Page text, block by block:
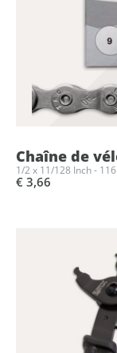
Chaîne de
1/2 x 11/128 Inch -
€ 3,66